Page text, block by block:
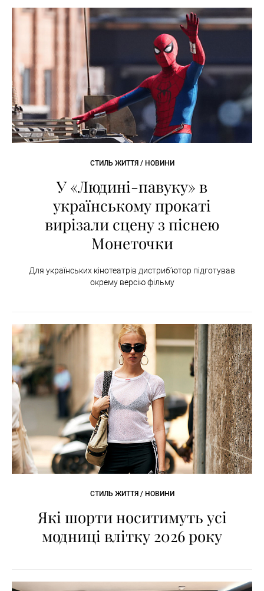
СТИЛЬ ЖИТТЯ / НОВИНИ
У «Людині-павуку» в
українському прокаті
вирізали сцену з піснею
Монеточки
Для українських кінотеатрів дистриб’ютор підготував
окрему версію фільму
СТИЛЬ ЖИТТЯ / НОВИНИ
Які шорти носитимуть усі
модниці влітку 2026 року